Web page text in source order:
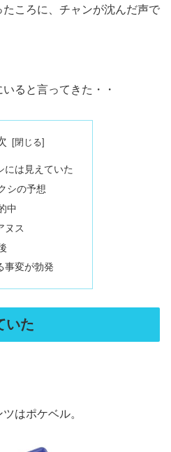
ころに、チャンが沈んだ声で
ると言ってきた・・
には見えていた
シの予想
中
ヌス
事変が勃発
いた
はポケベル。